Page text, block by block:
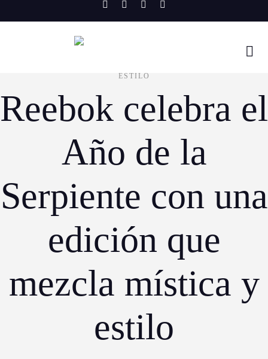
to
ESTILO
Reebok celebra el
Año de la
Serpiente con una
edición que
mezcla mística y
estilo